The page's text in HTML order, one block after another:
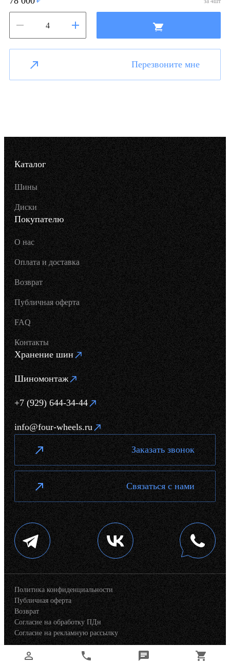
Перезвоните мне
Каталог
Шины
Диски
Покупателю
О нас
Оплата и доставка
Возврат
Публичная оферта
FAQ
Контакты
Хранение шин
Шиномонтаж
+7 (929) 644-34-44
info@four-wheels.ru
Заказать звонок
Связаться с нами
Политика конфиденциальности
Публичная оферта
Возврат
Согласие на обработку ПДн
Согласие на рекламную рассылку